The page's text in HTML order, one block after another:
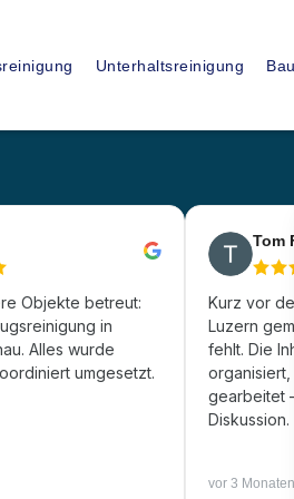
Unterhaltsreinigung
in
+
Objekte betreut:
in
Alles wurde
umgesetzt.
Tom
Kurz vor
Luzern
fehlt. Die
organisiert,
gearbeitet
Diskussion.
vor 3 Monaten